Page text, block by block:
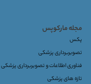
مجله مارکوپس
پکس
تصویربرداری پزشکی
فناوری اطلاعات و تصویربرداری پزشکی
تازه های پزشکی